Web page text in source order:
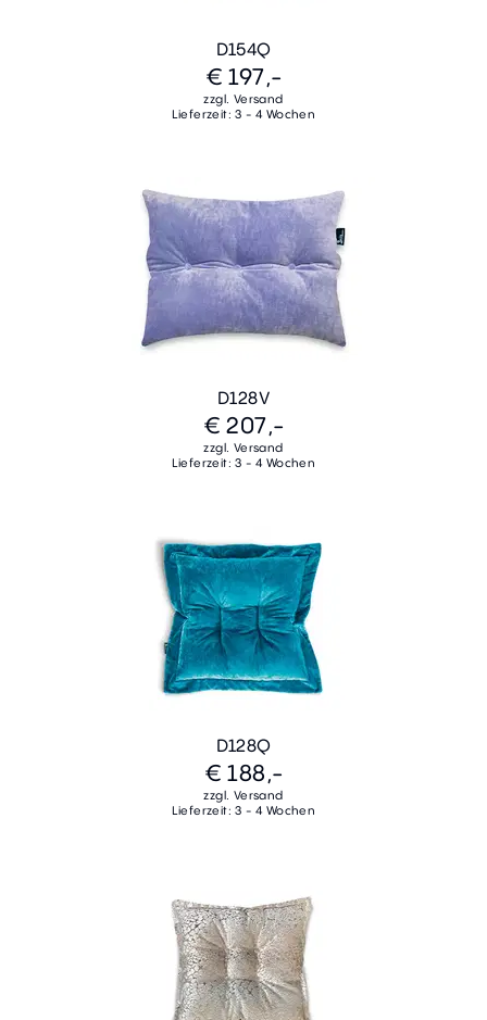
D154Q
€ 197,-
zzgl. Versand
Lieferzeit: 3 - 4 Wochen
D128V
€ 207,-
zzgl. Versand
Lieferzeit: 3 - 4 Wochen
D128Q
€ 188,-
zzgl. Versand
Lieferzeit: 3 - 4 Wochen